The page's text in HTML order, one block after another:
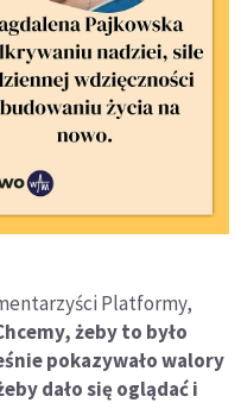
Platformy,
żeby to było
pokazywało walory
dało się oglądać i